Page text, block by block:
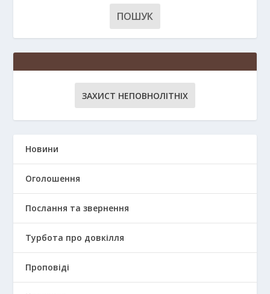
ЗАХИСТ НЕПОВНОЛІТНІХ
Новини
Оголошення
Послання та звернення
Турбота про довкілля
Проповіді